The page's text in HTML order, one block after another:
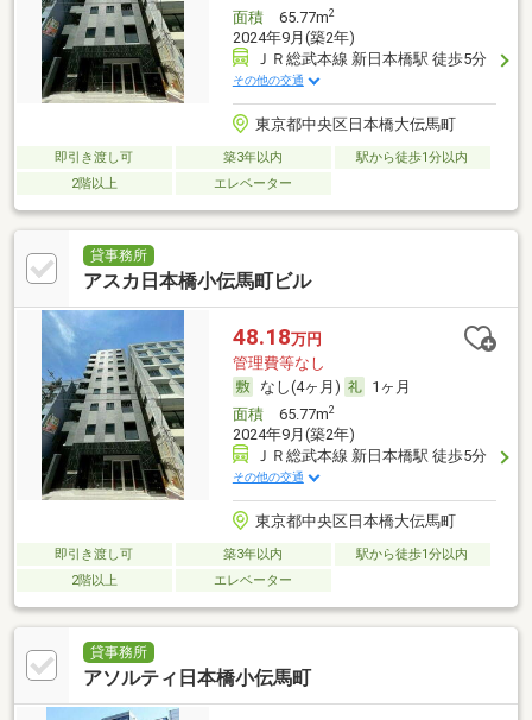
面積65.77m2
2024年9月(築2年)
ＪＲ総武本線 新日本橋駅 徒歩5分
その他の交通
東京都中央区日本橋大伝馬町
即引き渡し可 築3年以内
駅から徒歩1分以内
2階以上
エレベーター
貸事務所
アスカ日本橋小伝馬町ビル
48.18万円
管理費等なし
なし(4ヶ月)
1ヶ月
面積65.77m2
2024年9月(築2年)
ＪＲ総武本線 新日本橋駅 徒歩5分
その他の交通
東京都中央区日本橋大伝馬町
即引き渡し可 築3年以内
駅から徒歩1分以内
2階以上
エレベーター
貸事務所
アソルティ日本橋小伝馬町